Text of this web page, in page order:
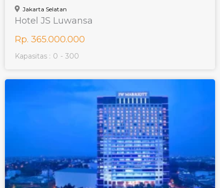
Jakarta Selatan
Hotel JS Luwansa
Rp. 365.000.000
Kapasitas : 0 - 300